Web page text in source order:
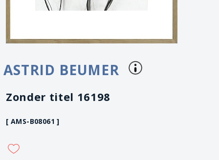
ASTRID BEUMER
Zonder titel 16198
[ AMS-B08061 ]